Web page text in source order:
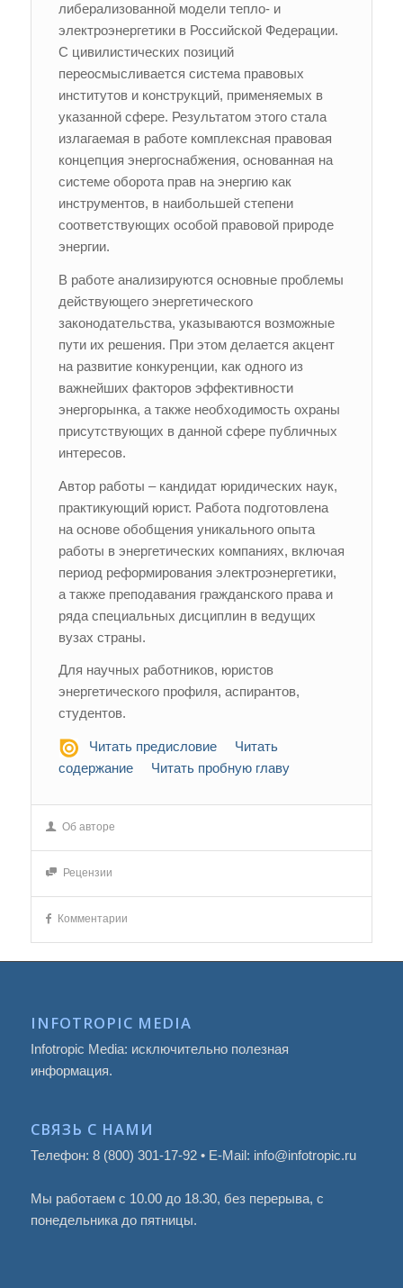
либерализованной модели тепло- и
электроэнергетики в Российской Федерации.
С цивилистических позиций
переосмысливается система правовых
институтов и конструкций, применяемых в
указанной сфере. Результатом этого стала
излагаемая в работе комплексная правовая
концепция энергоснабжения, основанная на
системе оборота прав на энергию как
инструментов, в наибольшей степени
соответствующих особой правовой природе
энергии.
В работе анализируются основные проблемы
действующего энергетического
законодательства, указываются возможные
пути их решения. При этом делается акцент
на развитие конкуренции, как одного из
важнейших факторов эффективности
энергорынка, а также необходимость охраны
присутствующих в данной сфере публичных
интересов.
Автор работы – кандидат юридических наук,
практикующий юрист. Работа подготовлена
на основе обобщения уникального опыта
работы в энергетических компаниях, включая
период реформирования электроэнергетики,
а также преподавания гражданского права и
ряда специальных дисциплин в ведущих
вузах страны.
Для научных работников, юристов
энергетического профиля, аспирантов,
студентов.
Читать предисловие
Читать
содержание
Читать пробную главу
Об авторе
Рецензии
Комментарии
INFOTROPIC MEDIA
Infotropic Media: исключительно полезная
информация.
СВЯЗЬ С НАМИ
Телефон: 8 (800) 301-17-92 • E-Mail: info@infotropic.ru
Мы работаем с 10.00 до 18.30, без перерыва, с
понедельника до пятницы.